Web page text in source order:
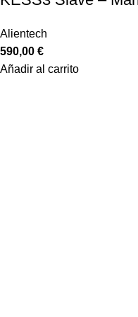
Alientech
590,00 €
Añadir al carrito